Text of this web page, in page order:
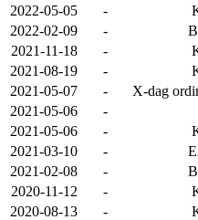
2022-05-05
-
2022-02-09
-
2021-11-18
-
2021-08-19
-
2021-05-07
-
X-dag
2021-05-06
-
2021-05-06
-
2021-03-10
-
2021-02-08
-
2020-11-12
-
2020-08-13
-